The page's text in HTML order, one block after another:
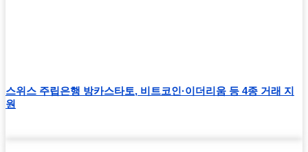
스위스 주립은행 방카스타토, 비트코인·이더리움 등 4종 거래 지
원